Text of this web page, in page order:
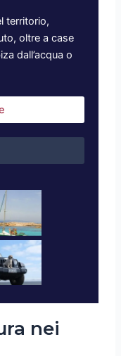
territorio,
oltre a case
dall’acqua o
nei